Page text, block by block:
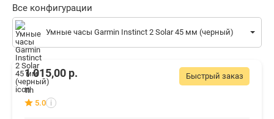
Все конфигурации
Умные часы Garmin Instinct 2 Solar 45 мм (черный)
Быстрый заказ
1 015,00 р.
tth
5.0 i